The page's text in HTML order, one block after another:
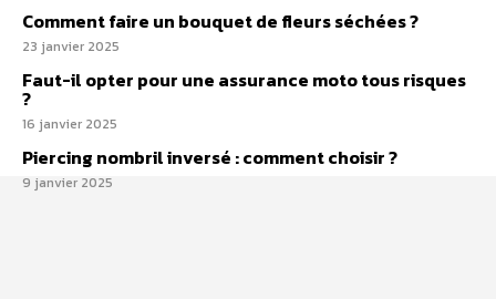
Comment faire un bouquet de fleurs séchées ?
23 janvier 2025
Faut-il opter pour une assurance moto tous risques​
?
16 janvier 2025
Piercing nombril inversé : comment choisir ?
9 janvier 2025